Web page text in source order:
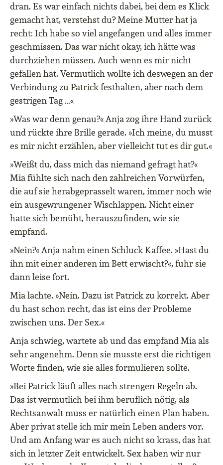
dran. Es war einfach nichts dabei, bei dem es Klick
gemacht hat, verstehst du? Meine Mutter hat ja
recht: Ich habe so viel angefangen und alles immer
geschmissen. Das war nicht okay, ich hätte was
durchziehen müssen. Auch wenn es mir nicht
gefallen hat. Vermutlich wollte ich deswegen an der
Verbindung zu Patrick festhalten, aber nach dem
gestrigen Tag …«
»Was war denn genau?« Anja zog ihre Hand zurück
und rückte ihre Brille gerade. »Ich meine, du musst
es mir nicht erzählen, aber vielleicht tut es dir gut.«
»Weißt du, dass mich das niemand gefragt hat?«
Mia fühlte sich nach den zahlreichen Vorwürfen,
die auf sie herabgeprasselt waren, immer noch wie
ein ausgewrungener Wischlappen. Nicht einer
hatte sich bemüht, herauszufinden, wie sie
empfand.
»Nein?« Anja nahm einen Schluck Kaffee. »Hast du
ihn mit einer anderen im Bett erwischt?«, fuhr sie
dann leise fort.
Mia lachte. »Nein. Dazu ist Patrick zu korrekt. Aber
du hast schon recht, das ist eins der Probleme
zwischen uns. Der Sex.«
Anja schwieg, wartete ab und das empfand Mia als
sehr angenehm. Denn sie musste erst die richtigen
Worte finden, wie sie alles formulieren sollte.
»Bei Patrick läuft alles nach strengen Regeln ab.
Das ist vermutlich bei ihm beruflich nötig, als
Rechtsanwalt muss er natürlich einen Plan haben.
Aber privat stelle ich mir mein Leben anders vor.
Und am Anfang war es auch nicht so krass, das hat
sich in letzter Zeit entwickelt. Sex haben wir nur